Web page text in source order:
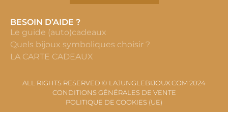
BESOIN D’AIDE ?
Le guide (auto)cadeaux
Quels bijoux symboliques choisir ?
LA CARTE CADEAUX
ALL RIGHTS RESERVED © LAJUNGLEBIJOUX.COM 2024
CONDITIONS GÉNÉRALES DE VENTE
POLITIQUE DE COOKIES (UE)